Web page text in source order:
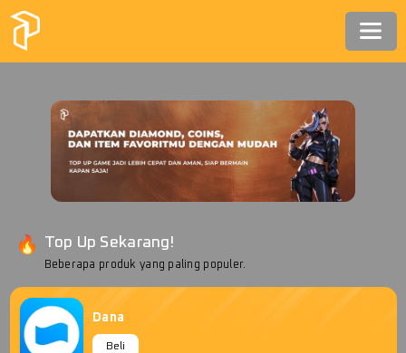
Top Up Sekarang!
Beberapa produk yang paling populer.
Dana
Beli